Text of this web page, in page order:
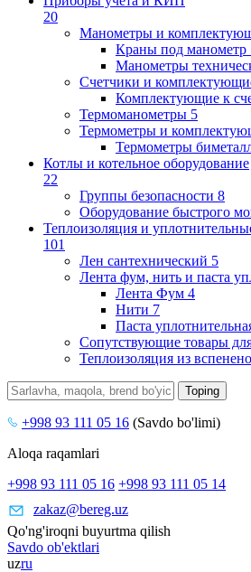
20
Манометры и
Краны под манометр
Манометры
Счетчики и
Комплектующие к
Термоманометры 5
Термометры и
Термометры
Котлы и котельное оборудование
22
Группы безопасности 8
Оборудование быстрого
Теплоизоляция и
101
Лен сантехнический 5
Лента фум, нить и паста
Лента Фум 4
Нити 7
Паста
Сопутствующие товары
Теплоизоляция из
+998 93 111 05 16 (Savdo bo'limi)
Aloqa raqamlari
+998 93 111 05 16 +998 93 111 05 14
zakaz@bereg.uz
Qo'ng'iroqni buyurtma qilish
Savdo ob'ektlari
uzru